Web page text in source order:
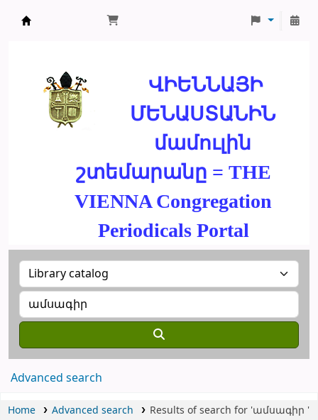
ՎԻԵՆՆԱՅԻ
ՄԵՆԱՍՏԱՆԻՆ
մամուլին
շտեմարանը = THE
VIENNA Congregation
Periodicals Portal
Advanced search
Home Advanced search Results of search for 'ամսագիր '